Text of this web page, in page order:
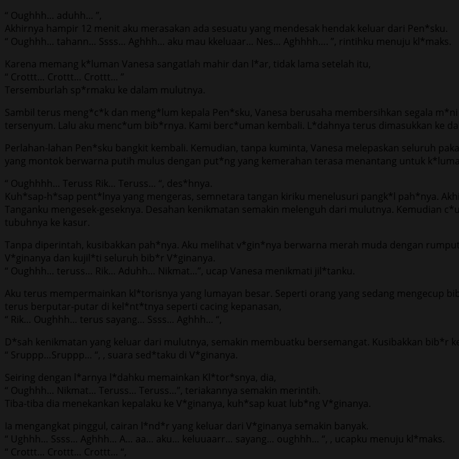
“ Oughhh… aduhh… ”,
Akhirnya hampir 12 menit aku merasakan ada sesuatu yang mendesak hendak keluar dari Pen*sku.
“ Oughhh… tahann… Ssss… Aghhh… aku mau kkeluaar… Nes… Aghhhh…. ”, rintihku menuju kl*maks.
Karena memang k*luman Vanesa sangatlah mahir dan l*ar, tidak lama setelah itu,
“ Crottt… Crottt… Crottt… ”
Tersemburlah sp*rmaku ke dalam mulutnya.
Sambil terus meng*c*k dan meng*lum kepala Pen*sku, Vanesa berusaha membersihkan segala
tersenyum. Lalu aku menc*um bib*rnya. Kami berc*uman kembali. L*dahnya terus dimasukkan ke
Perlahan-lahan Pen*sku bangkit kembali. Kemudian, tanpa kuminta, Vanesa melepaskan seluruh
yang montok berwarna putih mulus dengan put*ng yang kemerahan terasa menantang untuk
“ Oughhhh… Teruss Rik… Teruss… “, des*hnya.
Kuh*sap-h*sap pent*lnya yang mengeras, semnetara tangan kiriku menelusuri pangk*l pah*nya.
Tanganku mengesek-geseknya. Desahan kenikmatan semakin melenguh dari mulutnya. Kemudian
tubuhnya ke kasur.
Tanpa diperintah, kusibakkan pah*nya. Aku melihat v*gin*nya berwarna merah muda dengan
V*ginanya dan kujil*ti seluruh bib*r V*ginanya.
“ Oughhh… teruss… Rik… Aduhh… Nikmat…”, ucap Vanesa menikmati jil*tanku.
Aku terus mempermainkan kl*torisnya yang lumayan besar. Seperti orang yang sedang
terus berputar-putar di kel*nt*tnya seperti cacing kepanasan,
“ Rik… Oughhh… terus sayang… Ssss… Aghhh… “,
D*sah kenikmatan yang keluar dari mulutnya, semakin membuatku bersemangat. Kusibakkan
“ Sruppp…Sruppp… “, , suara sed*taku di V*ginanya.
Seiring dengan l*arnya l*dahku memainkan Kl*tor*snya, dia,
“ Oughhh… Nikmat… Teruss… Teruss…”, teriakannya semakin merintih.
Tiba-tiba dia menekankan kepalaku ke V*ginanya, kuh*sap kuat lub*ng V*ginanya.
Ia mengangkat pinggul, cairan l*nd*r yang keluar dari V*ginanya semakin banyak.
“ Ughhh… Ssss… Aghhh… A… aa… aku… keluuaarr… sayang… oughhh… “, , ucapku menuju kl*maks.
“ Crottt… Crottt… Crottt… “,